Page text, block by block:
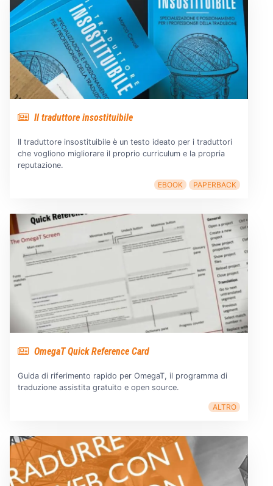
Il traduttore insostituibile
Il traduttore insostituibile è un testo ideato per i traduttori
che vogliono migliorare il proprio curriculum e la propria
reputazione.
EBOOK PAPERBACK
OmegaT Quick Reference Card
Guida di riferimento rapido per OmegaT, il programma di
traduzione assistita gratuito e open source.
ALTRO